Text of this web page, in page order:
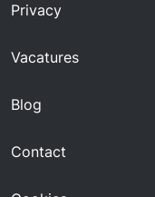
Privacy
Vacatures
Blog
Contact